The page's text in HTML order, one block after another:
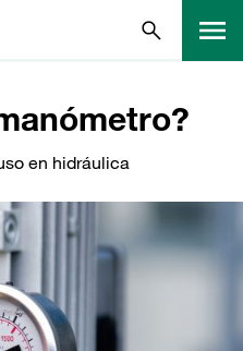
en hidráulica